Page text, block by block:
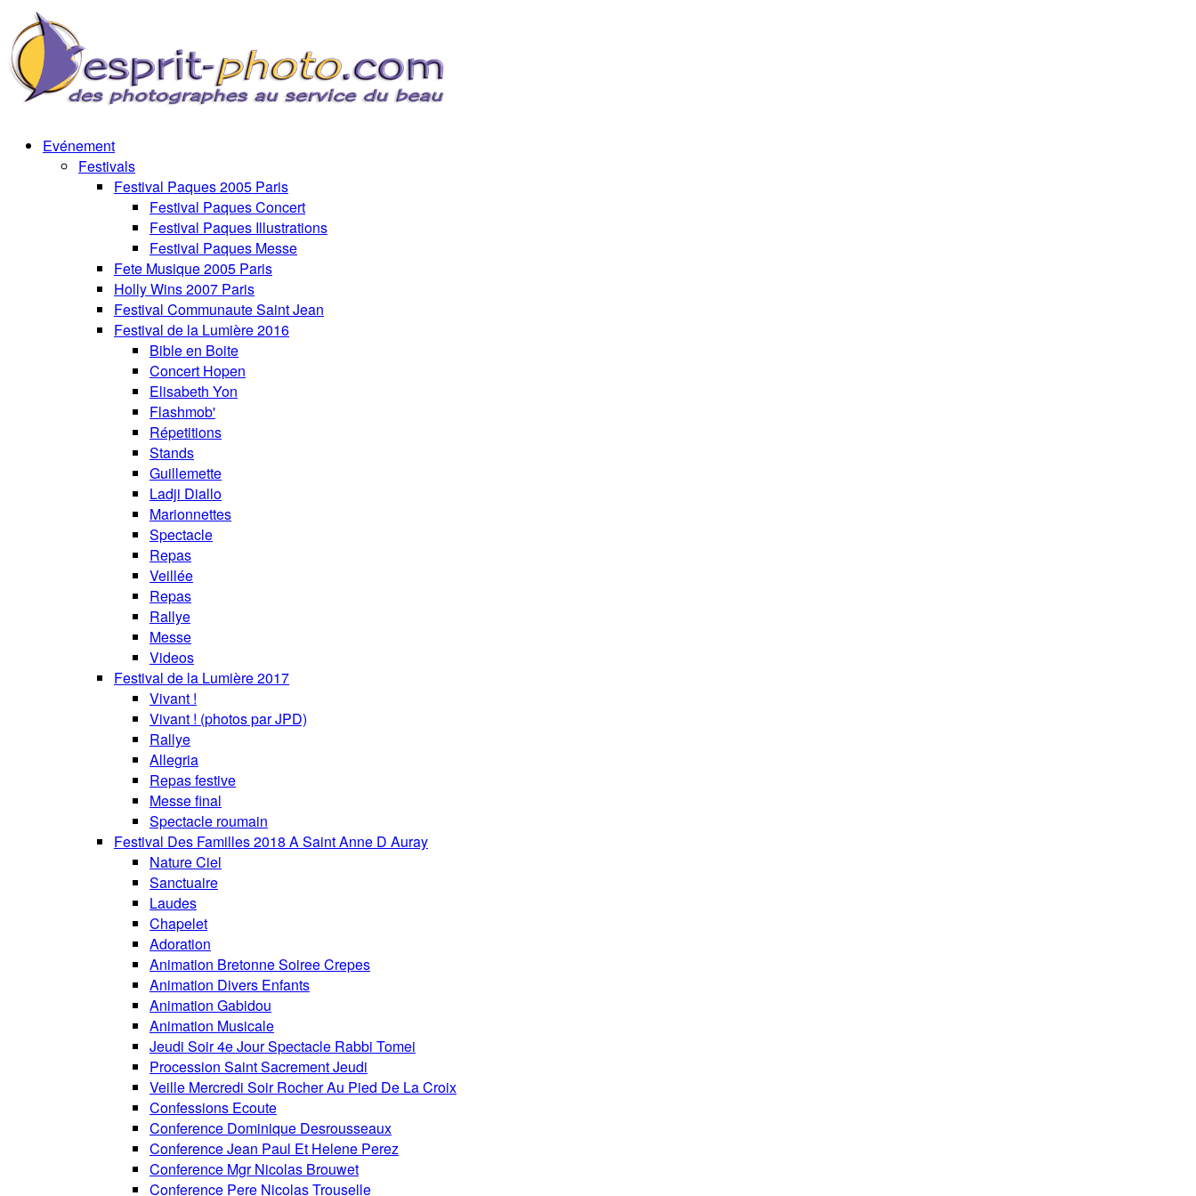
Evénement
Festivals
Festival Paques 2005 Paris
Festival Paques Concert
Festival Paques Illustrations
Festival Paques Messe
Fete Musique 2005 Paris
Holly Wins 2007 Paris
Festival Communaute Saint Jean
Festival de la Lumière 2016
Bible en Boite
Concert Hopen
Elisabeth Yon
Flashmob'
Répetitions
Stands
Guillemette
Ladji Diallo
Marionnettes
Spectacle
Repas
Veillée
Repas
Rallye
Messe
Videos
Festival de la Lumière 2017
Vivant !
Vivant ! (photos par JPD)
Rallye
Allegria
Repas festive
Messe final
Spectacle roumain
Festival Des Familles 2018 A Saint Anne D Auray
Nature Ciel
Sanctuaire
Laudes
Chapelet
Adoration
Animation Bretonne Soiree Crepes
Animation Divers Enfants
Animation Gabidou
Animation Musicale
Jeudi Soir 4e Jour Spectacle Rabbi Tomei
Procession Saint Sacrement Jeudi
Veille Mercredi Soir Rocher Au Pied De La Croix
Confessions Ecoute
Conference Dominique Desrousseaux
Conference Jean Paul Et Helene Perez
Conference Mgr Nicolas Brouwet
Conference Pere Nicolas Trouselle